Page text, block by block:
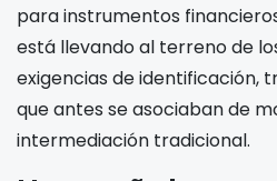
para instrumentos
está llevando al terreno de
exigencias de identificación,
que antes se asociaban de
intermediación tradicional.